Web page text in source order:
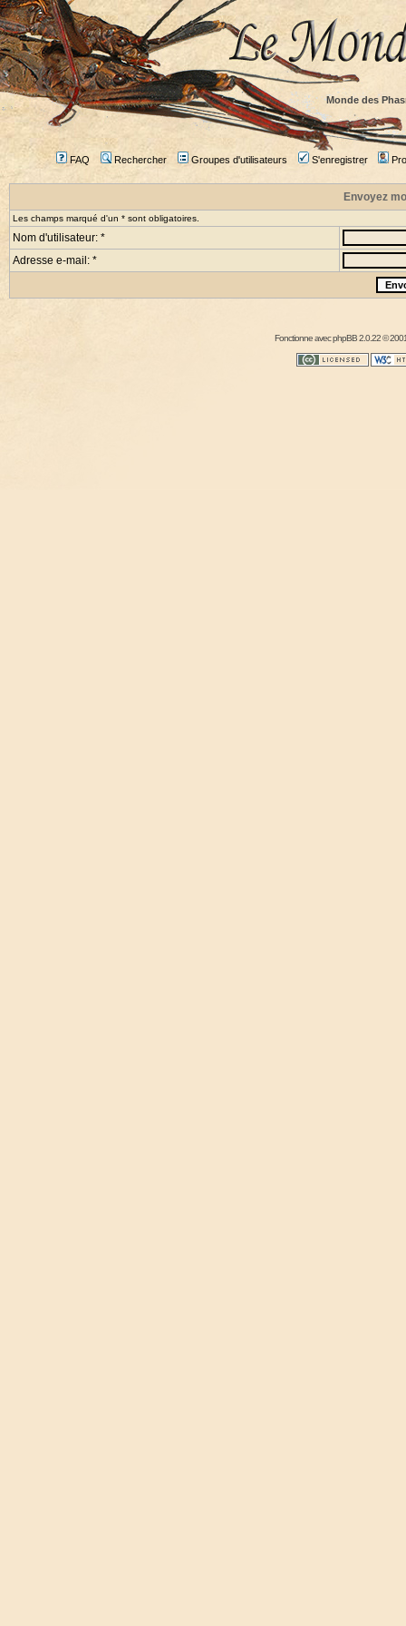
Monde des
FAQ Rechercher Groupes d'utilisateurs S'enregistrer
Envoyez
Les champs marqué d'un * sont obligatoires.
Nom d'utilisateur: *
Adresse e-mail: *
Fonctionne avecphpBB2.0.22 ©